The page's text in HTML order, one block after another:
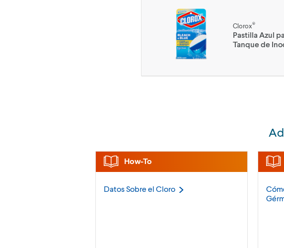
Clorox®
Pastilla Azul
Tanque de
How-To
Datos Sobre el Cloro